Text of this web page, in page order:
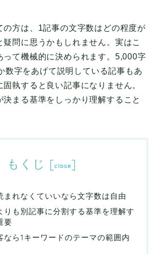
の方は、1記事の文字数はどの程度が
問に思うかもしれません。実はこ
って機械的に決められます。5,000字
数字をあげて説明している記事もあ
固執すると良い記事になりません。
決まる基準をしっかり理解すること
もくじ [close]
まれなくていいなら文字数は自由
りも別記事に分割する基準を理解す
要
なら1キーワードのテーマの範囲内